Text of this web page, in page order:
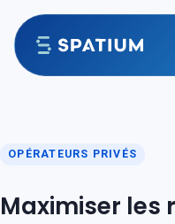
Aller au contenu
OPÉRATEURS PRIVÉS
Maximiser les